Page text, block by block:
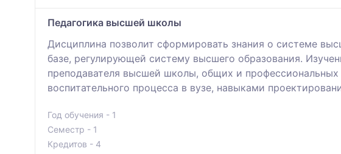
Педагогика высшей школы
Дисциплина позволит сформировать знания о системе
базе, регулирующей систему высшего образования.
преподавателя высшей школы, общих и
воспитательного процесса в вузе, навыками
Год обучения - 1
Семестр - 1
Кредитов - 4